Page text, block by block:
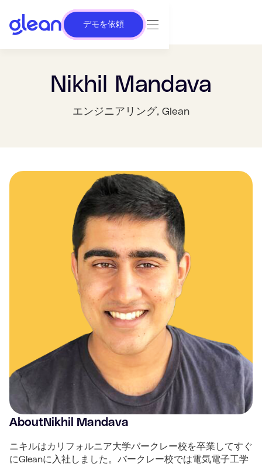
デモを依頼
Nikhil Mandava
エンジニアリング, Glean
AboutNikhil Mandava
ニキルはカリフォルニア大学バークレー校を卒業してすぐ
にGleanに入社しました。バークレー校では電気電子工学